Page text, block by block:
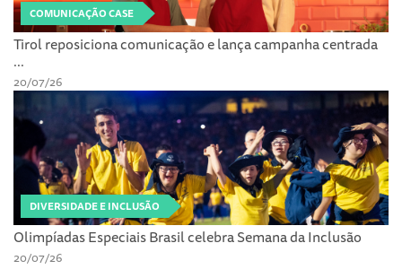
COMUNICAÇÃO CASE
Tirol reposiciona comunicação e lança campanha centrada
...
20/07/26
DIVERSIDADE E INCLUSÃO
Olimpíadas Especiais Brasil celebra Semana da Inclusão
20/07/26